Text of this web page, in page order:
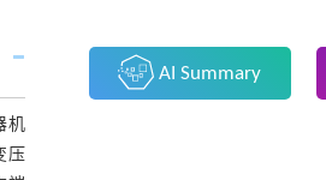
机
压
AI Summary